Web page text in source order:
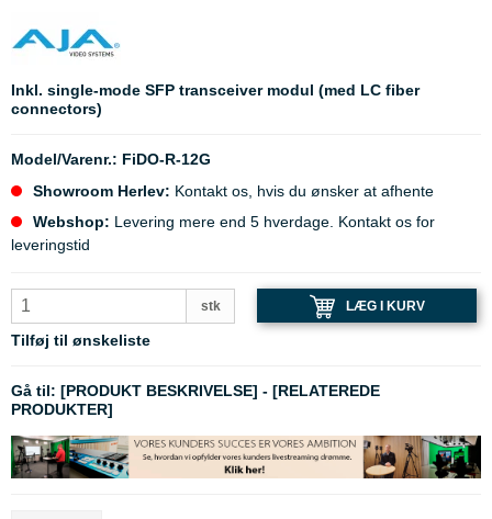
Inkl. single-mode SFP transceiver modul (med LC fiber
connectors)
Model/Varenr.: FiDO-R-12G
Showroom Herlev: Kontakt os, hvis du ønsker at afhente
Webshop: Levering mere end 5 hverdage. Kontakt os for
leveringstid
stk LÆG I KURV
Tilføj til ønskeliste
Gå til: [PRODUKT BESKRIVELSE] - [RELATEREDE
PRODUKTER]